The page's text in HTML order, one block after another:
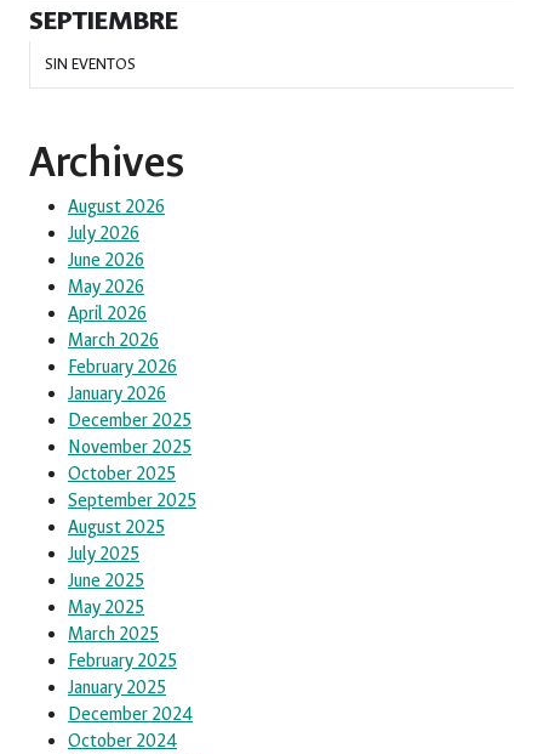
SEPTIEMBRE
SIN EVENTOS
Archives
August 2026
July 2026
June 2026
May 2026
April 2026
March 2026
February 2026
January 2026
December 2025
November 2025
October 2025
September 2025
August 2025
July 2025
June 2025
May 2025
March 2025
February 2025
January 2025
December 2024
October 2024